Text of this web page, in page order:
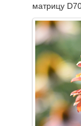
матрицу